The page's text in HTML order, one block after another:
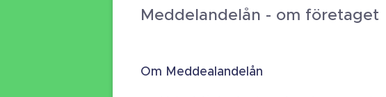
Meddelandelån - om företaget
Om Meddealandelån